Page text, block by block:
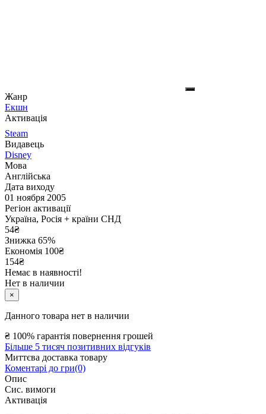
Жанр
Екшн
Активація
Steam
Видавець
Disney
Мова
Англійська
Дата виходу
01 ноября 2005
Регіон активації
Україна, Росія + країни СНД
54₴
Знижка 65%
Економія 100₴
154₴
Немає в наявності!
Нет в наличии
×
Данного товара нет в наличии
₴ 100% гарантія повернення грошей
Більше 5 тисяч позитивних відгуків
Миттєва доставка товару
Коментарі до гри(0)
Опис
Сис. вимоги
Активація